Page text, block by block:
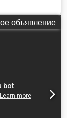
(Д x Ш x
балка Марка
V / Tier IV
джойстик-
объявление